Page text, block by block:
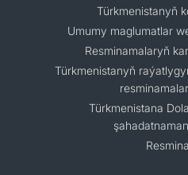
Türkmenistanyň
Umumy maglumatlar
Resminamalaryň
Türkmenistanyň
Türkmenistana